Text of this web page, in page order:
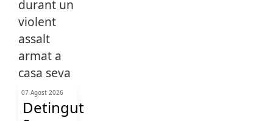
07 Agost 2026
Detingut